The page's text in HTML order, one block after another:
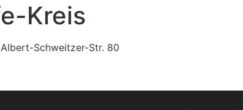
Kreis
Schweitzer-Str. 80